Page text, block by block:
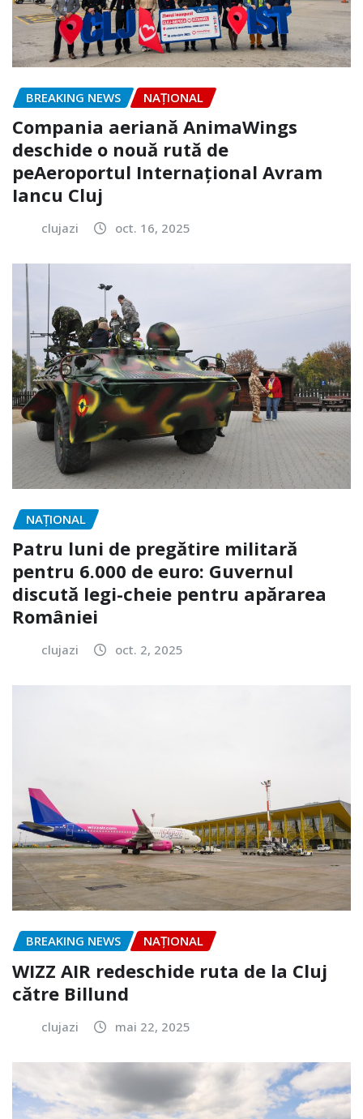
BREAKING NEWS NAŢIONAL
Compania aeriană AnimaWings
deschide o nouă rută de
peAeroportul Internaţional Avram
Iancu Cluj
clujazi oct. 16, 2025
NAŢIONAL
Patru luni de pregătire militară
pentru 6.000 de euro: Guvernul
discută legi-cheie pentru apărarea
României
clujazi oct. 2, 2025
BREAKING NEWS NAŢIONAL
WIZZ AIR redeschide ruta de la Cluj
către Billund
clujazi mai 22, 2025